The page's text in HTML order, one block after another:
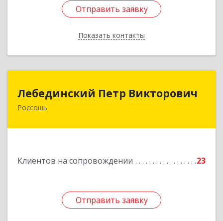
Отправить заявку
Показать контакты
Отправить заявку
Назад
Лебединский Петр Викторович
Россошь
Клиентов на сопровождении 23
Отправить заявку
Лебединский Петр Викторович
396650, Воронежская обл., г. Россошь, пер.
Отправить заявку